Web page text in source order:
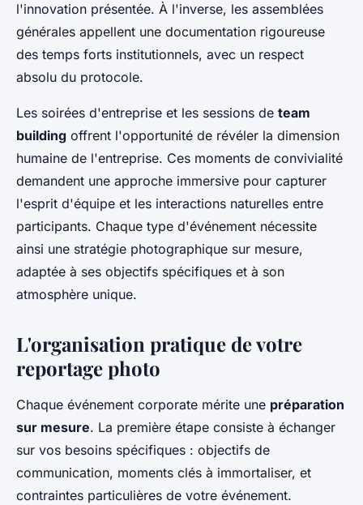
l'innovation présentée. À l'inverse, les assemblées
générales appellent une documentation rigoureuse
des temps forts institutionnels, avec un respect
absolu du protocole.
Les soirées d'entreprise et les sessions de team
building offrent l'opportunité de révéler la dimension
humaine de l'entreprise. Ces moments de convivialité
demandent une approche immersive pour capturer
l'esprit d'équipe et les interactions naturelles entre
participants. Chaque type d'événement nécessite
ainsi une stratégie photographique sur mesure,
adaptée à ses objectifs spécifiques et à son
atmosphère unique.
L'organisation pratique de votre
reportage photo
Chaque événement corporate mérite une préparation
sur mesure. La première étape consiste à échanger
sur vos besoins spécifiques : objectifs de
communication, moments clés à immortaliser, et
contraintes particulières de votre événement.